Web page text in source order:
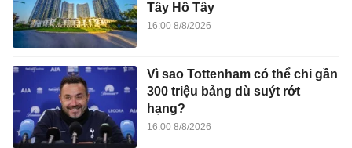
Tây Hồ Tây
16:00 8/8/2026
Vì sao Tottenham có thể chi gần
300 triệu bảng dù suýt rớt
hạng?
16:00 8/8/2026